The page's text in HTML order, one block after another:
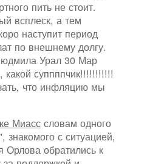
пить не стоит.
всплеск, а тем
наступит период
по внешнему долгу.
Урал 30 Мар
какой суппппчик!!!!!!!!!!!
что инфляцию мы
Миасс словам одного
знакомого с ситуацией,
Орлова обратились к